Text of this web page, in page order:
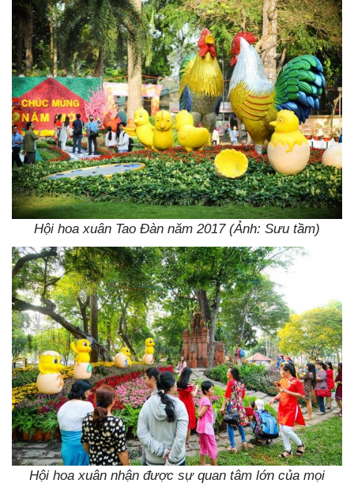
Hội hoa xuân Tao Đàn năm 2017 (Ảnh: Sưu tầm)
Hội hoa xuân nhận được sự quan tâm lớn của mọi